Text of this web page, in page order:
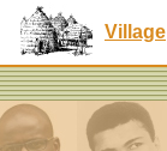
Village